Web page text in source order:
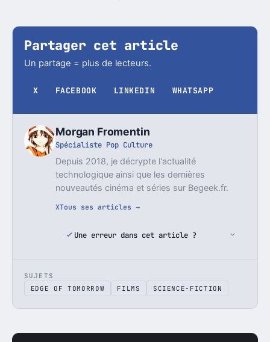
Partager cet article
Un partage = plus de lecteurs.
X FACEBOOK LINKEDIN WHATSAPP
Morgan Fromentin
Spécialiste Pop Culture
Depuis 2018, je décrypte l'actualité
technologique ainsi que les dernières
nouveautés cinéma et séries sur Begeek.fr.
XTous ses articles →
Une erreur dans cet article ?
SUJETS
EDGE OF TOMORROW
FILMS SCIENCE-FICTION